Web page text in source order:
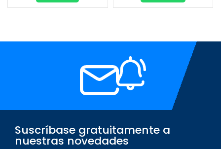
Suscríbase gratuitamente a
nuestras novedades